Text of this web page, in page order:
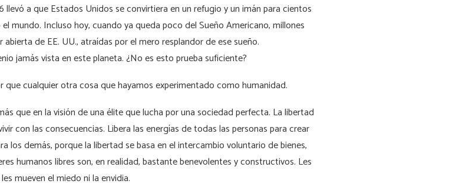
llevó a que Estados Unidos se convirtiera en un refugio y un imán para cientos
mundo. Incluso hoy, cuando ya queda poco del Sueño Americano, millones
de EE. UU., atraídas por el mero resplandor de ese sueño.
jamás vista en este planeta. ¿No es esto prueba suficiente?
que cualquier otra cosa que hayamos experimentado como humanidad.
que en la visión de una élite que lucha por una sociedad perfecta. La libertad
con las consecuencias. Libera las energías de todas las personas para crear
los demás, porque la libertad se basa en el intercambio voluntario de bienes,
humanos libres son, en realidad, bastante benevolentes y constructivos. Les
mueven el miedo ni la envidia.